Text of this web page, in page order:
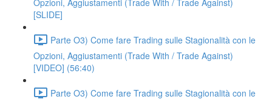
Opzioni, Aggiustamenti (Trade With / Trade Against)
[SLIDE]
Parte O3) Come fare Trading sulle Stagionalità con le
Opzioni, Aggiustamenti (Trade With / Trade Against)
[VIDEO] (56:40)
Parte O3) Come fare Trading sulle Stagionalità con le